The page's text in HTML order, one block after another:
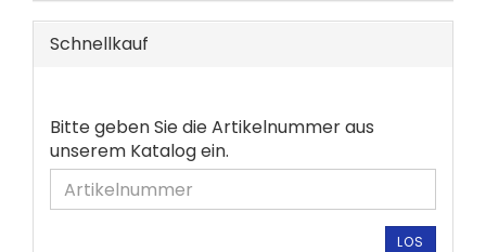
Schnellkauf
BITTE
GEBEN
SIE
DIE
Bitte geben Sie die Artikelnummer aus
unserem Katalog ein.
LOS